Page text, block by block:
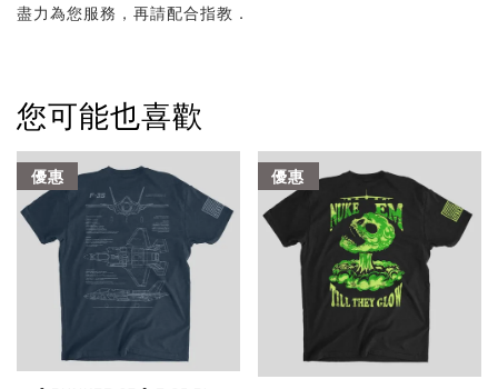
盡力為您服務，再請配合指教．
您可能也喜歡
優惠 優惠